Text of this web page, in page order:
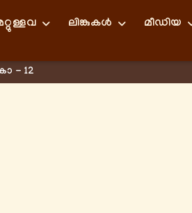
ലിങ്കുകള്‍ മീഡിയ
- 12